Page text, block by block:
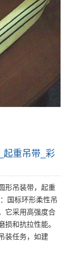
起重吊带_彩
形吊装带，起重
国标环形柔性吊
它采用高强度合
和抗拉性能。
装任务，如建